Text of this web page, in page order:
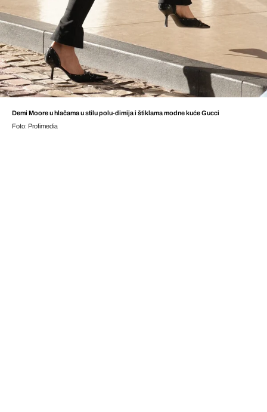
Demi Moore u hlačama u stilu polu-dimija i štiklama modne kuće Gucci
Foto: Profimedia